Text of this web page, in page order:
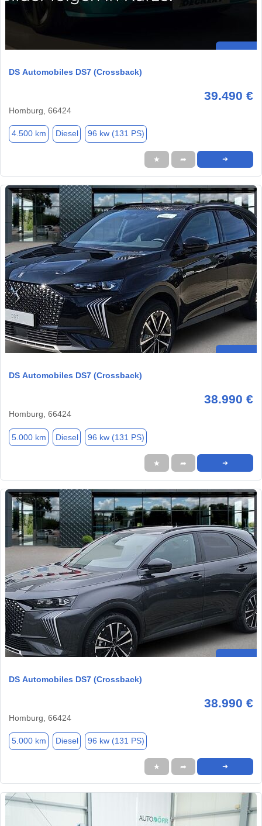
DS Automobiles DS7 (Crossback)
39.490 €
Homburg, 66424
4.500 km Diesel 96 kw (131 PS)
★ ➦ ➜
DS Automobiles DS7 (Crossback)
38.990 €
Homburg, 66424
5.000 km Diesel 96 kw (131 PS)
★ ➦ ➜
DS Automobiles DS7 (Crossback)
38.990 €
Homburg, 66424
5.000 km Diesel 96 kw (131 PS)
★ ➦ ➜